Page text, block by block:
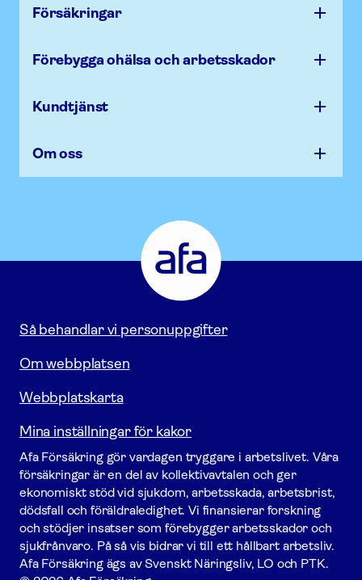
Försäk­ringar
Förebygga ohälsa och arbets­skador
Kundtjänst
Om oss
Försäkring
Gå
till
startsidan
Så behandlar vi personuppgifter
Om webbplatsen
Webbplatskarta
Mina inställningar för kakor
Afa För­säkring gör vardagen tryggare i arbetslivet. Våra
försäk­ringar är en del av kollektivavtalen och ger
ekonomiskt stöd vid sjukdom, arbetsskada, arbetsbrist,
dödsfall och föräldraledighet. Vi finansierar forskning
och stödjer insatser som förebygger arbets­skador och
sjukfrånvaro. På så vis bidrar vi till ett hållbart arbetsliv.
Afa För­säkring ägs av Svenskt Näringsliv, LO och PTK.